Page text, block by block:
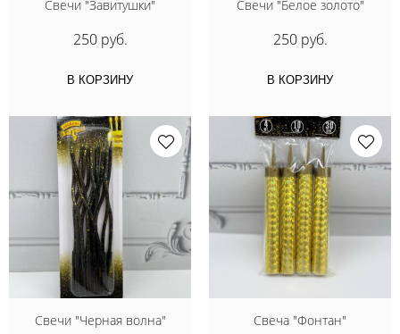
Свечи "Завитушки"
250 руб.
В КОРЗИНУ
Свечи "Белое золото"
250 руб.
В КОРЗИНУ
Свечи "Черная волна" Свеча "Фонтан"